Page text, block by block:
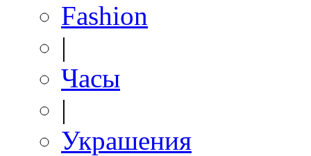
Fashion
|
Часы
|
Украшения